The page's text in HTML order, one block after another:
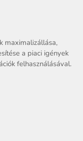
maximalizállása,
a piaci igények
felhasználásával.